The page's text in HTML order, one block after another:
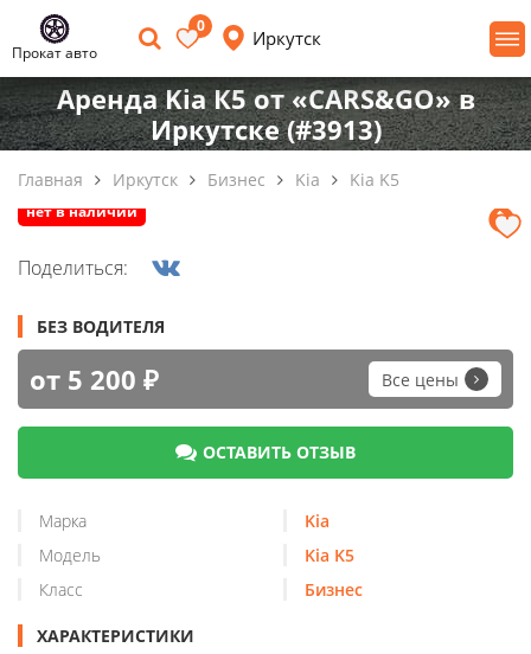
Прокат авто
0
Иркутск
Аренда Kia К5 от «CARS&GO» в
Иркутске (#3913)
Главная Иркутск Бизнес Kia Kia K5
нет в наличии
Поделиться:
БЕЗ ВОДИТЕЛЯ
от 5 200 ₽ Все цены
ОСТАВИТЬ ОТЗЫВ
Марка
Kia
Модель
Kia K5
Класс
Бизнес
ХАРАКТЕРИСТИКИ